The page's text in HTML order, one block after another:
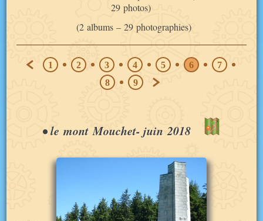
29 photos)
(2 albums – 29 photographies)
1 2 3 4 5 6
7
8
9
• le mont Mouchet- juin 2018